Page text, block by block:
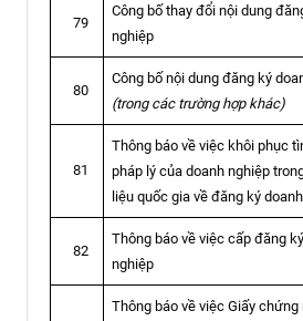
79
Công bố thay đổi nội dung
nghiệp
80
Công bố nội dung đăng ký
(trong các trường hợp khác)
81
Thông báo về việc khôi phục
pháp lý của doanh nghiệp
liệu quốc gia về đăng ký
82
Thông báo về việc cấp đăng
nghiệp
Thông báo về việc Giấy chứng